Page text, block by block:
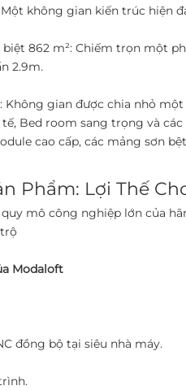
Một không gian kiến trúc
862 m²: Chiếm trọn một
2.9m.
gian được chia nhỏ
Bed room sang trọng và
cao cấp, các mảng sơn
Phẩm: Lợi Thế
mô công nghiệp lớn của
Modaloft
đồng bộ tại siêu nhà máy.